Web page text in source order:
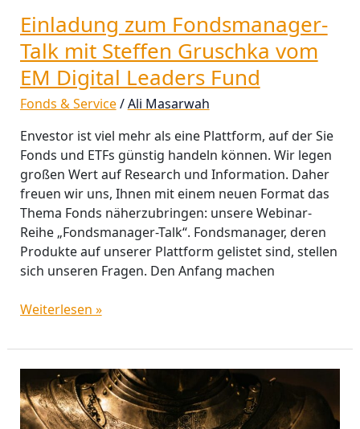
Einladung zum Fondsmanager-
Talk mit Steffen Gruschka vom
EM Digital Leaders Fund
Fonds & Service/Ali Masarwah
Envestor ist viel mehr als eine Plattform, auf der Sie
Fonds und ETFs günstig handeln können. Wir legen
großen Wert auf Research und Information. Daher
freuen wir uns, Ihnen mit einem neuen Format das
Thema Fonds näherzubringen: unsere Webinar-
Reihe „Fondsmanager-Talk“. Fondsmanager, deren
Produkte auf unserer Plattform gelistet sind, stellen
sich unseren Fragen. Den Anfang machen
Weiterlesen »
Conservative
Opportunities